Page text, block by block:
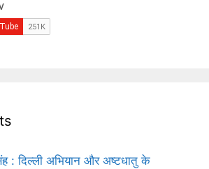
: दिल्ली अभियान और अष्टधातु के